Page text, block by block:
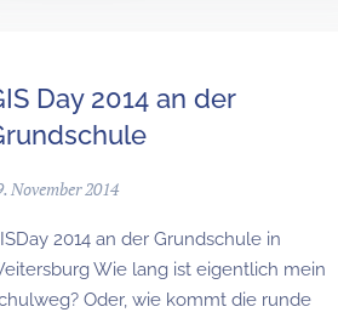
Day 2014 an der
November 2014
2014 an der Grundschule in
Wie lang ist eigentlich mein
Oder, wie kommt die runde